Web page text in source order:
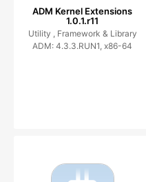
ADM Kernel Extensions
1.0.1.r11
Utility , Framework & Library
ADM: 4.3.3.RUN1, x86-64